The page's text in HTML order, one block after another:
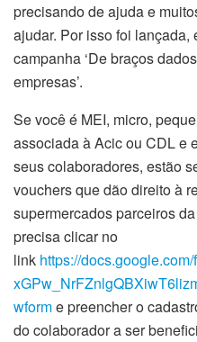
precisando de ajuda e
ajudar. Por isso foi lançada,
campanha ‘De braços
empresas’.
Se você é MEI, micro,
associada à Acic ou CDL e
seus colaboradores, estão
vouchers que dão direito à
supermercados parceiros
precisa clicar no
link https://
wforme preencher o
do colaborador a ser